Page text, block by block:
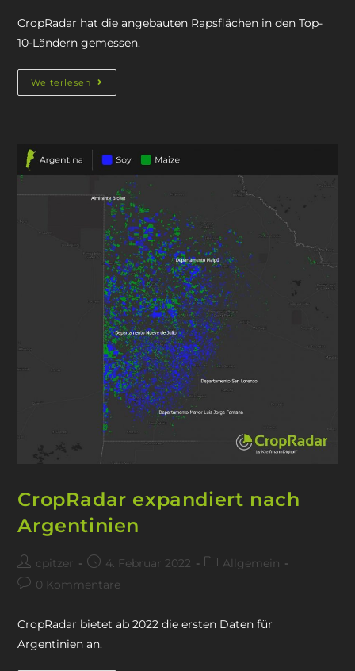
CropRadar hat die angebauten Rapsflächen in den Top-
10-Ländern gemessen.
Weiterlesen
CropRadar expandiert nach
Argentinien
cpitzer 4. Februar 2022
Allgemein
0 Kommentare
CropRadar bietet ab 2022 die ersten Daten für
Argentinien an.